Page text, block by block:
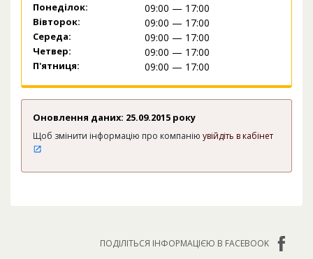
Понеділок: 09:00 — 17:00
Вівторок: 09:00 — 17:00
Середа: 09:00 — 17:00
Четвер: 09:00 — 17:00
П'ятниця: 09:00 — 17:00
Оновлення даних: 25.09.2015 року
Щоб змінити інформацію про компанію увійдіть в кабінет
ПОДІЛІТЬСЯ ІНФОРМАЦІЄЮ В FACEBOOK